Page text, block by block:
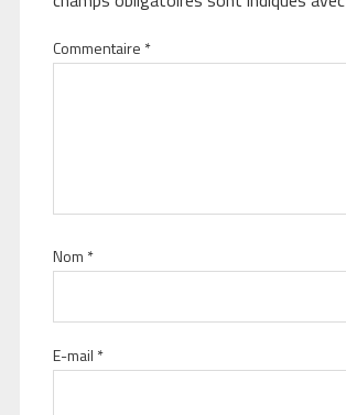
Commentaire *
Nom *
E-mail *